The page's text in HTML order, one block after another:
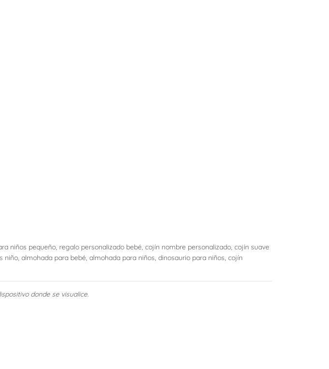
niños pequeño, regalo personalizado bebé, cojín nombre personalizado, cojín suave
almohada para bebé, almohada para niños, dinosaurio para niños, cojín
donde se visualice.